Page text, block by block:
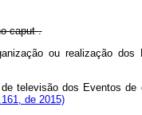
caput.
ou realização dos
televisão dos Eventos
de 2015)